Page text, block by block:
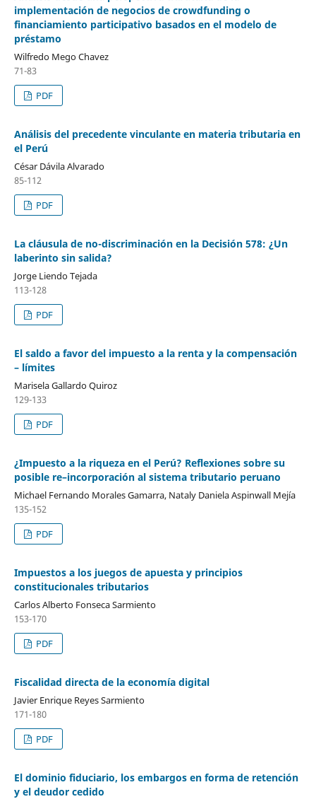
implementación de negocios de crowdfunding o
financiamiento participativo basados en el modelo de
préstamo
Wilfredo Mego Chavez
71-83
PDF
Análisis del precedente vinculante en materia tributaria en
el Perú
César Dávila Alvarado
85-112
PDF
La cláusula de no-discriminación en la Decisión 578: ¿Un
laberinto sin salida?
Jorge Liendo Tejada
113-128
PDF
El saldo a favor del impuesto a la renta y la compensación
– límites
Marisela Gallardo Quiroz
129-133
PDF
¿Impuesto a la riqueza en el Perú? Reflexiones sobre su
posible re–incorporación al sistema tributario peruano
Michael Fernando Morales Gamarra, Nataly Daniela Aspinwall Mejía
135-152
PDF
Impuestos a los juegos de apuesta y principios
constitucionales tributarios
Carlos Alberto Fonseca Sarmiento
153-170
PDF
Fiscalidad directa de la economía digital
Javier Enrique Reyes Sarmiento
171-180
PDF
El dominio fiduciario, los embargos en forma de retención
y el deudor cedido